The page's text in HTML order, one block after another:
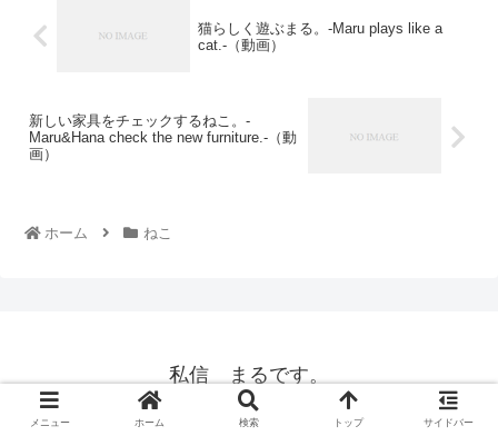
猫らしく遊ぶまる。-Maru plays like a
cat.-（動画）
新しい家具をチェックするねこ。-
Maru&Hana check the new furniture.-（動
画）
ホーム ねこ
私信 まるです。
© 2008 私信 まるです。.
メニュー ホーム 検索 トップ サイドバー